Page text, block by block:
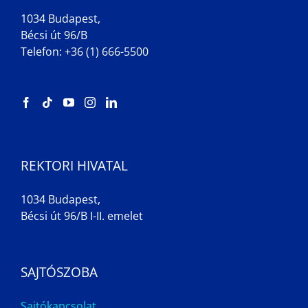
1034 Budapest,
Bécsi út 96/B
Telefon: +36 (1) 666-5500
REKTORI HIVATAL
1034 Budapest,
Bécsi út 96/B I-II. emelet
SAJTÓSZOBA